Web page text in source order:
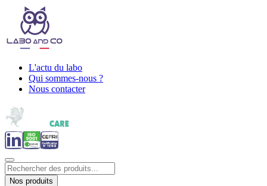
L'actu du labo
Qui sommes-nous ?
Nous contacter
Nos produits